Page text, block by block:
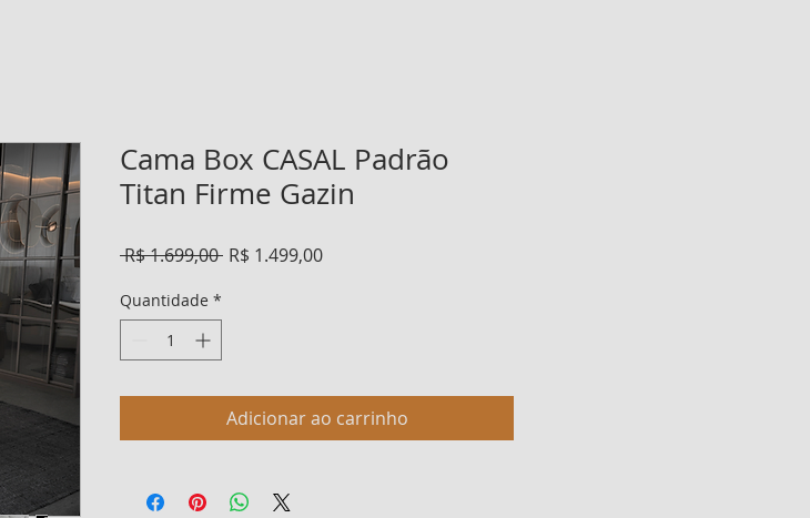
Cama Box CASAL Padrão
Titan Firme Gazin
R$ 1.699,00 Preço
R$ 1.499,00Preço
Quantidade *
Adicionar ao carrinho